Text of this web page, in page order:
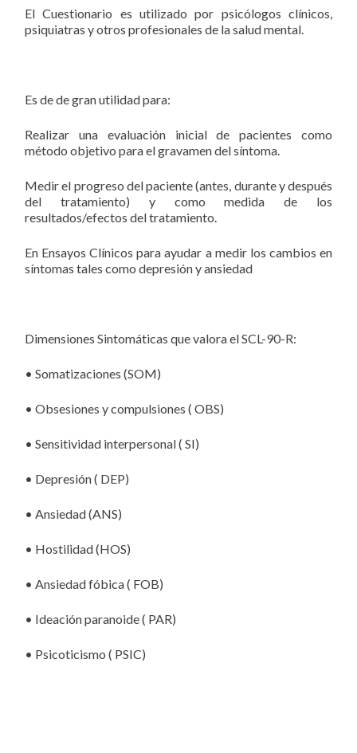
El Cuestionario es utilizado por psicólogos clínicos,
psiquiatras y otros profesionales de la salud mental.
Es de de gran utilidad para:
Realizar una evaluación inicial de pacientes como
método objetivo para el gravamen del síntoma.
Medir el progreso del paciente (antes, durante y después
del tratamiento) y como medida de los
resultados/efectos del tratamiento.
En Ensayos Clínicos para ayudar a medir los cambios en
síntomas tales como depresión y ansiedad
Dimensiones Sintomáticas que valora el SCL-90-R:
• Somatizaciones (SOM)
• Obsesiones y compulsiones ( OBS)
• Sensitividad interpersonal ( SI)
• Depresión ( DEP)
• Ansiedad (ANS)
• Hostilidad (HOS)
• Ansiedad fóbica ( FOB)
• Ideación paranoide ( PAR)
• Psicoticismo ( PSIC)